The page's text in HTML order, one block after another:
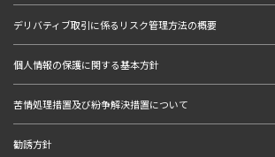
デリバティブ取引に係るリスク管理方法の概要
個人情報の保護に関する基本方針
苦情処理措置及び紛争解決措置について
勧誘方針